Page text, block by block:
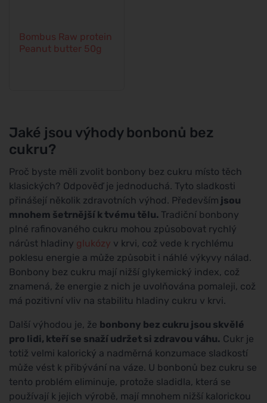
Bombus Raw protein
Peanut butter 50g
Jaké jsou výhody bonbonů bez
cukru?
Proč byste měli zvolit bonbony bez cukru místo těch
klasických? Odpověď je jednoduchá. Tyto sladkosti
přinášejí několik zdravotních výhod. Především jsou
mnohem šetrnější k tvému tělu. Tradiční bonbony
plné rafinovaného cukru mohou způsobovat rychlý
nárůst hladiny glukózy v krvi, což vede k rychlému
poklesu energie a může způsobit i náhlé výkyvy nálad.
Bonbony bez cukru mají nižší glykemický index, což
znamená, že energie z nich je uvolňována pomaleji, což
má pozitivní vliv na stabilitu hladiny cukru v krvi.
Další výhodou je, že bonbony bez cukru jsou skvělé
pro lidi, kteří se snaží udržet si zdravou váhu. Cukr je
totiž velmi kalorický a nadměrná konzumace sladkostí
může vést k přibývání na váze. U bonbonů bez cukru se
tento problém eliminuje, protože sladidla, která se
používají k jejich výrobě, mají mnohem nižší kalorickou